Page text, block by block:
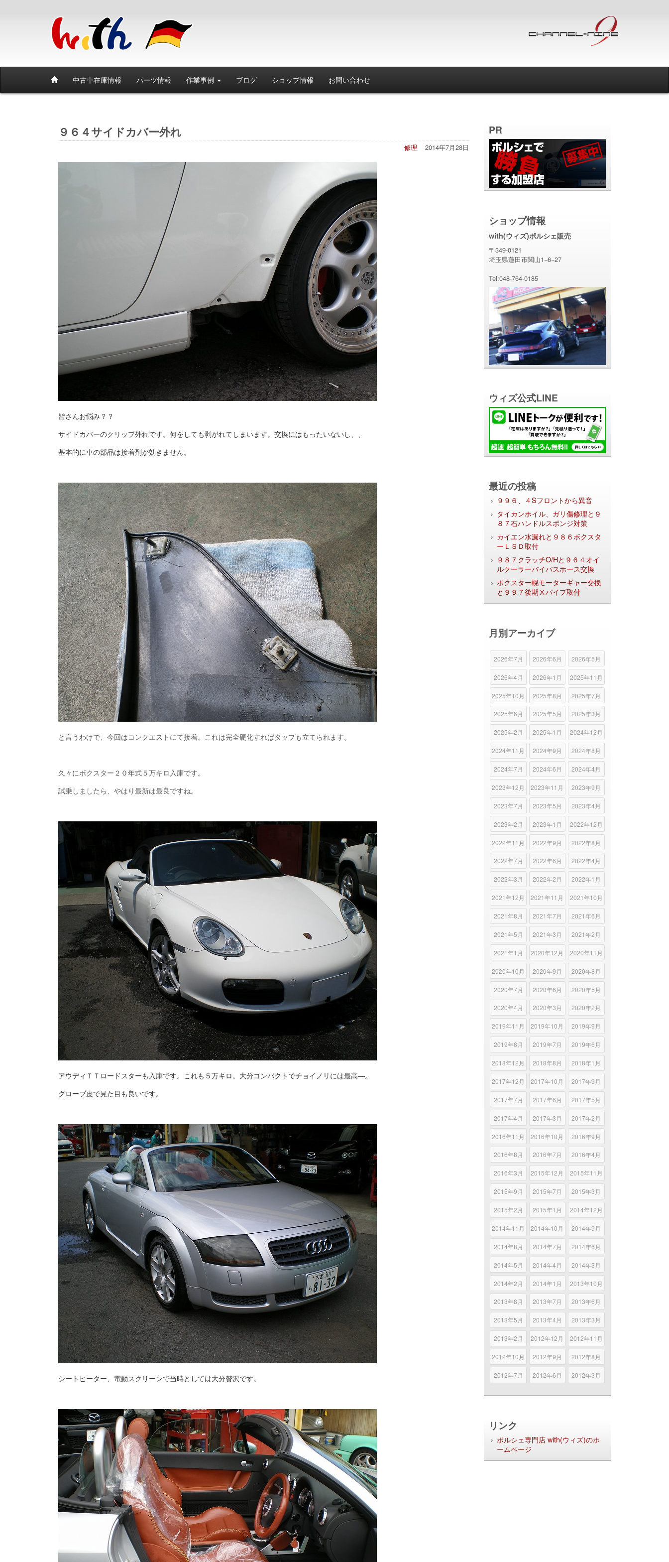
中古車在庫情報 パーツ情報 作業事例 ブログ ショップ情報 お問い合わせ
９６４サイドカバー外れ
2014年7月28日
修理
皆さんお悩み？？
サイドカバーのクリップ外れです。何をしても剥がれてしまいます。交換にはもったいないし、、
基本的に車の部品は接着剤が効きません。
と言うわけで、今回はコンクエストにて接着。これは完全硬化すればタップも立てられます。
久々にボクスター２０年式５万キロ入庫です。
試乗しましたら、やはり最新は最良ですね。
アウディＴＴロードスターも入庫です。これも５万キロ。大分コンパクトでチョイノリには最高―。
グローブ皮で見た目も良いです。
シートヒーター、電動スクリーンで当時としては大分贅沢です。
PR
ショップ情報
with(ウィズ)ポルシェ販売
〒349-0121
埼玉県蓮田市関山1−6−27
Tel:048-764-0185
ウィズ公式LINE
最近の投稿
９９６、４Sフロントから異音
タイカンホイル、ガリ傷修理と９
８７右ハンドルスポンジ対策
カイエン水漏れと９８６ボクスタ
ーＬＳＤ取付
９８７クラッチO/Hと９６４オイ
ルクーラーバイパスホース交換
ボクスター幌モーターギャー交換
と９９７後期Ⅹパイプ取付
月別アーカイブ
2026年7月 2026年6月 2026年5月
2026年4月 2026年1月 2025年11月
2025年10月 2025年8月 2025年7月
2025年6月 2025年5月 2025年3月
2025年2月 2025年1月 2024年12月
2024年11月 2024年9月 2024年8月
2024年7月 2024年6月 2024年4月
2023年12月 2023年11月 2023年9月
2023年7月 2023年5月 2023年4月
2023年2月 2023年1月 2022年12月
2022年11月 2022年9月 2022年8月
2022年7月 2022年6月 2022年4月
2022年3月 2022年2月 2022年1月
2021年12月 2021年11月 2021年10月
2021年8月 2021年7月 2021年6月
2021年5月 2021年3月 2021年2月
2021年1月 2020年12月 2020年11月
2020年10月 2020年9月 2020年8月
2020年7月 2020年6月 2020年5月
2020年4月 2020年3月 2020年2月
2019年11月 2019年10月 2019年9月
2019年8月 2019年7月 2019年6月
2018年12月 2018年8月 2018年1月
2017年12月 2017年10月 2017年9月
2017年7月 2017年6月 2017年5月
2017年4月 2017年3月 2017年2月
2016年11月 2016年10月 2016年9月
2016年8月 2016年7月 2016年4月
2016年3月 2015年12月 2015年11月
2015年9月 2015年7月 2015年3月
2015年2月 2015年1月 2014年12月
2014年11月 2014年10月 2014年9月
2014年8月 2014年7月 2014年6月
2014年5月 2014年4月 2014年3月
2014年2月 2014年1月 2013年10月
2013年8月 2013年7月 2013年6月
2013年5月 2013年4月 2013年3月
2013年2月 2012年12月 2012年11月
2012年10月 2012年9月 2012年8月
2012年7月 2012年6月 2012年3月
リンク
ポルシェ専門店 with(ウィズ)のホ
ームページ